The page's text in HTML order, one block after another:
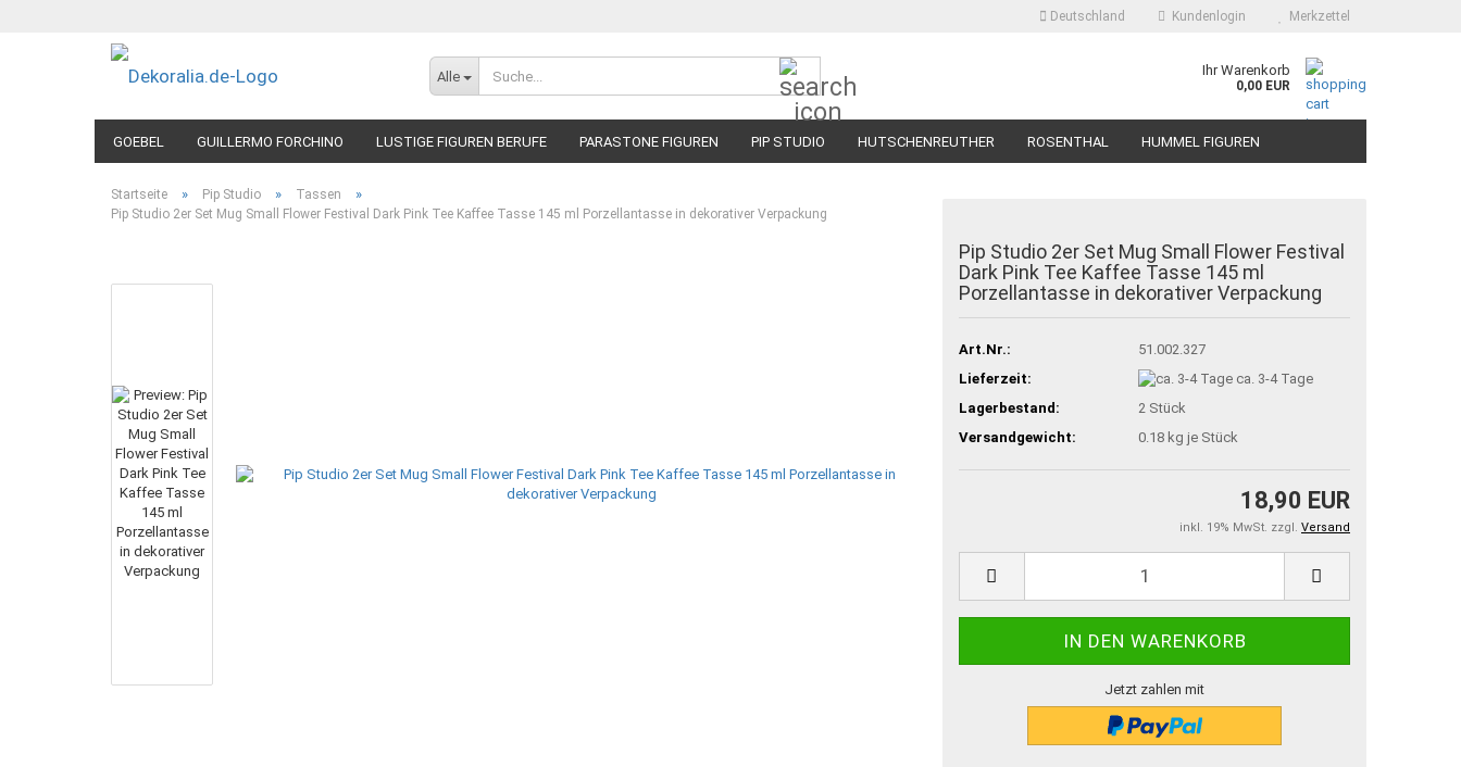
Deutschland Kundenlogin Merkzettel
Alle Ihr Warenkorb
0,00 EUR
GOEBEL GUILLERMO FORCHINO LUSTIGE FIGUREN BERUFE PARASTONE FIGUREN PIP STUDIO HUTSCHENREUTHER ROSENTHAL HUMMEL FIGUREN
Startseite » Pip Studio » Tassen »
Pip Studio 2er Set Mug Small Flower Festival Dark Pink Tee Kaffee Tasse 145 ml Porzellantasse in dekorativer Verpackung
Pip Studio 2er Set Mug Small Flower Festival
Dark Pink Tee Kaffee Tasse 145 ml
Porzellantasse in dekorativer Verpackung
Art.Nr.:
51.002.327
Lieferzeit:
ca. 3-4 Tage
Lagerbestand:
2 Stück
Versandgewicht:
0.18 kg je Stück
18,90 EUR
inkl. 19% MwSt. zzgl. Versand
Jetzt zahlen mit